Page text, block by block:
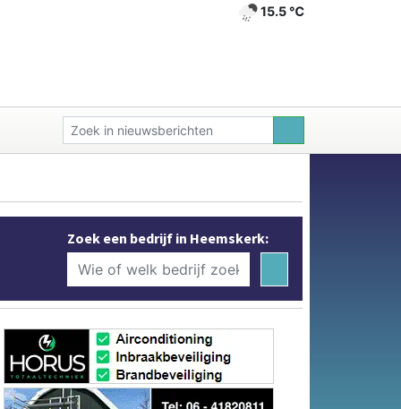
15.5 ℃
Zoek een bedrijf in Heemskerk: